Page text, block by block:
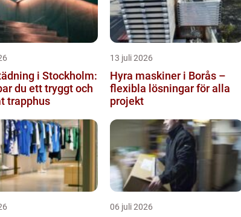
i Stockholm:
du ett tryggt och
trapphus
13 juli 2026
Hyra maskiner i Borås –
flexibla lösningar för alla
projekt
06 juli 2026